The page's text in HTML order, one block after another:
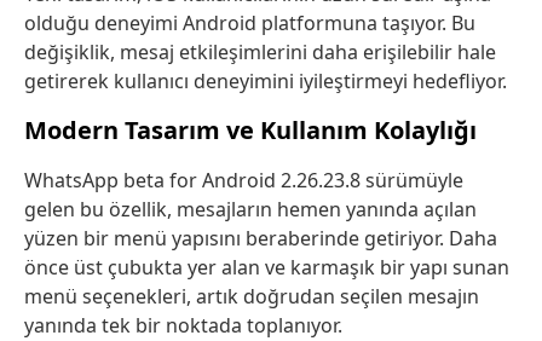
olduğu deneyimi Android platformuna taşıyor. Bu
değişiklik, mesaj etkileşimlerini daha erişilebilir hale
getirerek kullanıcı deneyimini iyileştirmeyi hedefliyor.
Modern Tasarım ve Kullanım Kolaylığı
WhatsApp beta for Android 2.26.23.8 sürümüyle
gelen bu özellik, mesajların hemen yanında açılan
yüzen bir menü yapısını beraberinde getiriyor. Daha
önce üst çubukta yer alan ve karmaşık bir yapı sunan
menü seçenekleri, artık doğrudan seçilen mesajın
yanında tek bir noktada toplanıyor.